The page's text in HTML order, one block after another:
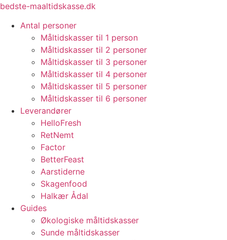
Videre
indhold
bedste-maaltidskasse.dk
Antal personer
Måltidskasser til 1 person
Måltidskasser til 2 personer
Måltidskasser til 3 personer
Måltidskasser til 4 personer
Måltidskasser til 5 personer
Måltidskasser til 6 personer
Leverandører
HelloFresh
RetNemt
Factor
BetterFeast
Aarstiderne
Skagenfood
Halkær Ådal
Guides
Økologiske måltidskasser
Sunde måltidskasser